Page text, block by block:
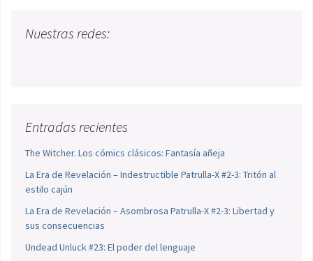
Nuestras redes:
Entradas recientes
The Witcher. Los cómics clásicos: Fantasía añeja
La Era de Revelación – Indestructible Patrulla-X #2-3: Tritón al
estilo cajún
La Era de Revelación – Asombrosa Patrulla-X #2-3: Libertad y
sus consecuencias
Undead Unluck #23: El poder del lenguaje